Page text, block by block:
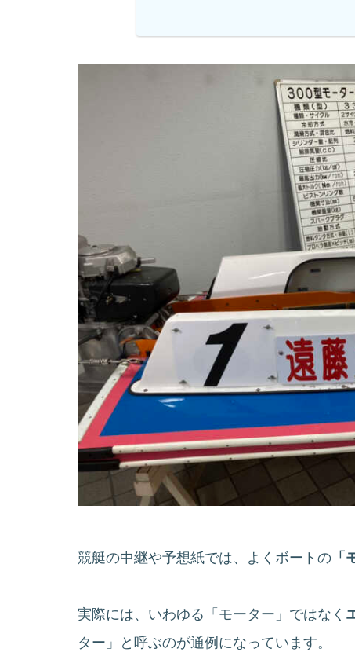
競艇の中継や予想紙では、よくボートの 「
実際には、いわゆる「モーター」ではなく
ター」と呼ぶのが通例になっています。